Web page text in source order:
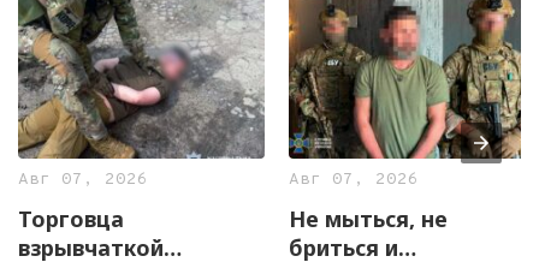
Авг 07, 2026
Торговца
взрывчаткой
Авг 07, 2026
Не мыться, не
бриться и